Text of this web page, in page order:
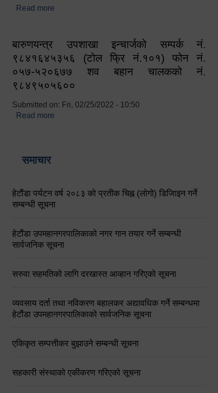
Read more
बारुणयन्त्र उपशाखा इन्चार्जको सम्पर्क नं.
९८४१६४५३५६ (टोल फ्रि नं.१०१) फोन नं.
०५७-५२०६७७ शव बहान चालकको नं.
९८४९५०५६००
Submitted on: Fri, 02/25/2022 - 10:50
Read more
समाचार
हेटौंडा पर्यटन वर्ष २०८३ को प्रतीक चिह्न (लोगो) डिजिाइन गर्ने
सम्बन्धी सूचना
हेटौंडा उपमहानगरपालिकाको नगर गान तयार गर्ने सम्बन्धी
सार्वजनिक सूचना
सरुवा सहमतिको लागि दरखास्त आव्हान गरिएको सूचना
व्यवसाय दर्ता तथा नविकरण बहालकर अद्यावधिक गर्ने सम्बन्धमा
हेटौंडा उपमहानगरपालिकाको सार्वजनिक सूचना
एकिकृत सम्पत्तीकर बुझाउने सम्बन्धी सूचना
सहकारी संस्थाको एकीकरण गरिएको सूचना